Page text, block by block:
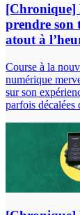
[Chronique]
prendre son
atout à
Course à la
numérique
sur son
parfois décalées